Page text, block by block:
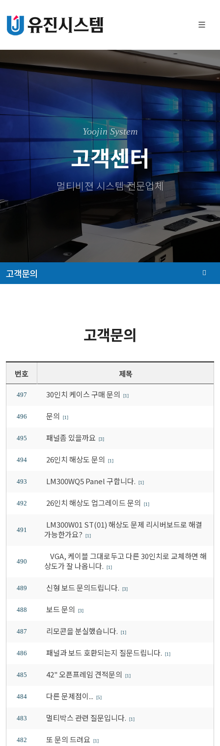
Yoojin System
고객센터
멀티비젼 시스템 전문업체
고객문의
고객문의
번호 제목
497 30인치 케이스 구매 문의 [1]
496 문의 [1]
495 패널좀 있을까요 [3]
494 26인치 해상도 문의 [1]
493 LM300WQ5 Panel 구합니다. [1]
492 26인치 해상도 업그레이드 문의 [1]
491
LM300W01 ST(01) 해상도 문제 리시버보드로 해결
가능한가요?
[1]
490
VGA, 케이블 그대로두고 다른 30인치로 교체하면 해
상도가 잘 나옵니다.
[1]
489 신형 보드 문의드립니다. [3]
488 보드 문의 [3]
487 리모콘을 분실했습니다. [1]
486 패널과 보드 호환되는지 질문드립니다. [1]
485 42" 오픈프레임 견적문의 [1]
484 다른 문제점이... [5]
483 멀티박스 관련 질문입니다. [1]
482 또 문의 드려요 [1]